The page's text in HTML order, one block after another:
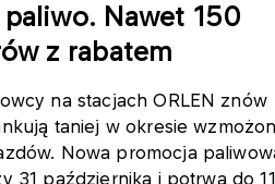
paliwo. Nawet 150
z rabatem
na stacjach ORLEN znów
taniej w okresie
Nowa promocja
31 października i potrwa do 11